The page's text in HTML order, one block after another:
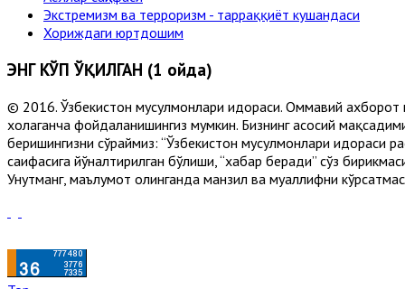
Экстремизм ва терроризм - тарраққиёт кушандаси
Хориждаги юртдошим
ЭНГ КЎП ЎҚИЛГАН (1 ойда)
© 2016. Ўзбекистон мусулмонлари идораси. Оммавий ахборот
хоҳлаганча фойдаланишингиз мумкин. Бизнинг асосий
беришингизни сўраймиз: “Ўзбекистон мусулмонлари идораси
саҳифасига йўналтирилган бўлиши, “хабар беради” сўз
Унутманг, маълумот олинганда манзил ва муаллифни